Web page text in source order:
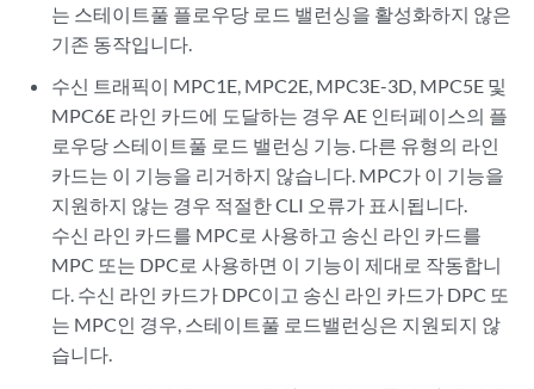
는 스테이트풀 플로우당 로드 밸런싱을 활성화하지 않은
기존 동작입니다.
수신 트래픽이 MPC1E, MPC2E, MPC3E-3D, MPC5E 및
MPC6E 라인 카드에 도달하는 경우 AE 인터페이스의 플
로우당 스테이트풀 로드 밸런싱 기능. 다른 유형의 라인
카드는 이 기능을 리거하지 않습니다. MPC가 이 기능을
지원하지 않는 경우 적절한 CLI 오류가 표시됩니다.
수신 라인 카드를 MPC로 사용하고 송신 라인 카드를
MPC 또는 DPC로 사용하면 이 기능이 제대로 작동합니
다. 수신 라인 카드가 DPC이고 송신 라인 카드가 DPC 또
는 MPC인 경우, 스테이트풀 로드밸런싱은 지원되지 않
습니다.